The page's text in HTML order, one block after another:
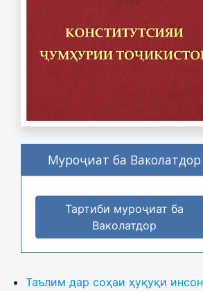
Муроҷиат ба Ваколатдор
Тартиби муроҷиат ба
Ваколатдор
Таълим дар соҳаи ҳуқуқи инсон